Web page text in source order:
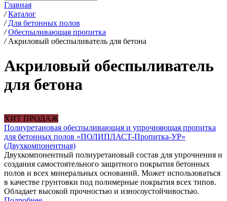
Главная
/ Каталог
/ Для бетонных полов
/ Обеспыливающая пропитка
/ Акриловый обеспыливатель для бетона
Акриловый обеспыливатель
для бетона
ХИТ ПРОДАЖ
Полиуретановая обеспыливающая и упрочняющая пропитка
для бетонных полов «ПОЛИПЛАСТ-Пропитка-УР»
(Двухкомпонентная)
Двухкомпонентный полиуретановый состав для упрочнения и
создания самостоятельного защитного покрытия бетонных
полов и всех минеральных оснований. Может использоваться
в качестве грунтовки под полимерные покрытия всех типов.
Обладает высокой прочностью и износоустойчивостью.